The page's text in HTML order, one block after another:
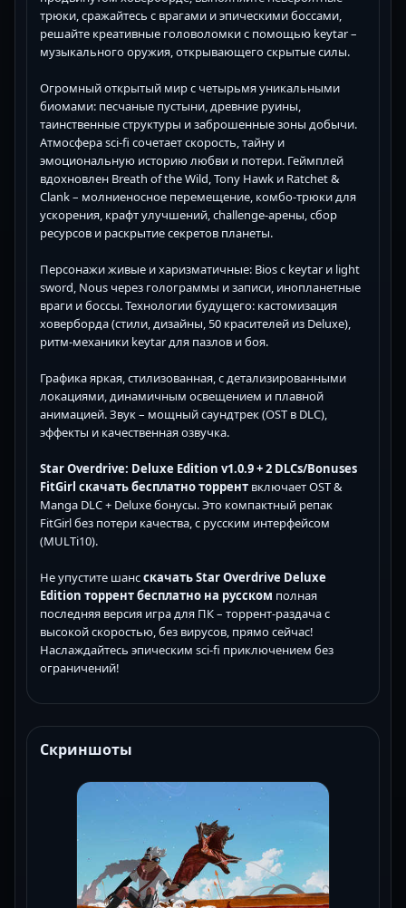
трюки, сражайтесь с врагами и эпическими боссами,
решайте креативные головоломки с помощью keytar –
музыкального оружия, открывающего скрытые силы.
Огромный открытый мир с четырьмя уникальными
биомами: песчаные пустыни, древние руины,
таинственные структуры и заброшенные зоны добычи.
Атмосфера sci-fi сочетает скорость, тайну и
эмоциональную историю любви и потери. Геймплей
вдохновлен Breath of the Wild, Tony Hawk и Ratchet &
Clank – молниеносное перемещение, комбо-трюки для
ускорения, крафт улучшений, challenge-арены, сбор
ресурсов и раскрытие секретов планеты.
Персонажи живые и харизматичные: Bios с keytar и light
sword, Nous через голограммы и записи, инопланетные
враги и боссы. Технологии будущего: кастомизация
ховерборда (стили, дизайны, 50 красителей из Deluxe),
ритм-механики keytar для пазлов и боя.
Графика яркая, стилизованная, с детализированными
локациями, динамичным освещением и плавной
анимацией. Звук – мощный саундтрек (OST в DLC),
эффекты и качественная озвучка.
Star Overdrive: Deluxe Edition v1.0.9 + 2 DLCs/Bonuses
FitGirl скачать бесплатно торрент включает OST &
Manga DLC + Deluxe бонусы. Это компактный репак
FitGirl без потери качества, с русским интерфейсом
(MULTi10).
Не упустите шансскачать Star Overdrive Deluxe
Edition торрент бесплатно на русском полная
последняя версия игра для ПК – торрент-раздача с
высокой скоростью, без вирусов, прямо сейчас!
Наслаждайтесь эпическим sci-fi приключением без
ограничений!
Скриншоты